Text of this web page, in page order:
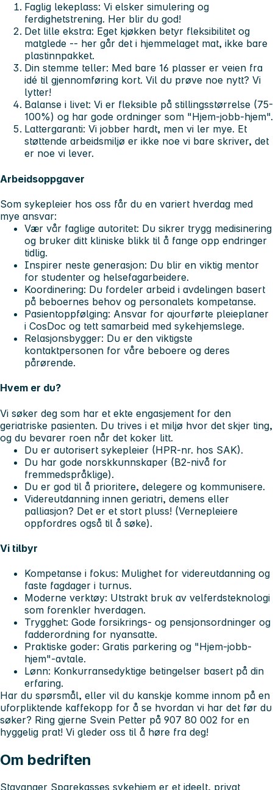
Faglig lekeplass: Vi elsker simulering og
ferdighetstrening. Her blir du god!
Det lille ekstra: Eget kjøkken betyr fleksibilitet og
matglede -- her går det i hjemmelaget mat, ikke bare
plastinnpakket.
Din stemme teller: Med bare 16 plasser er veien fra
idé til gjennomføring kort. Vil du prøve noe nytt? Vi
lytter!
Balanse i livet: Vi er fleksible på stillingsstørrelse (75-
100%) og har gode ordninger som "Hjem-jobb-hjem".
Lattergaranti: Vi jobber hardt, men vi ler mye. Et
støttende arbeidsmiljø er ikke noe vi bare skriver, det
er noe vi lever.
Arbeidsoppgaver
Som sykepleier hos oss får du en variert hverdag med
mye ansvar:
Vær vår faglige autoritet: Du sikrer trygg medisinering
og bruker ditt kliniske blikk til å fange opp endringer
tidlig.
Inspirer neste generasjon: Du blir en viktig mentor
for studenter og helsefagarbeidere.
Koordinering: Du fordeler arbeid i avdelingen basert
på beboernes behov og personalets kompetanse.
Pasientoppfølging: Ansvar for ajourførte pleieplaner
i CosDoc og tett samarbeid med sykehjemslege.
Relasjonsbygger: Du er den viktigste
kontaktpersonen for våre beboere og deres
pårørende.
Hvem er du?
Vi søker deg som har et ekte engasjement for den
geriatriske pasienten. Du trives i et miljø hvor det skjer ting,
og du bevarer roen når det koker litt.
Du er autorisert sykepleier (HPR-nr. hos SAK).
Du har gode norskkunnskaper (B2-nivå for
fremmedspråklige).
Du er god til å prioritere, delegere og kommunisere.
Videreutdanning innen geriatri, demens eller
palliasjon? Det er et stort pluss! (Vernepleiere
oppfordres også til å søke).
Vi tilbyr
Kompetanse i fokus: Mulighet for videreutdanning og
faste fagdager i turnus.
Moderne verktøy: Utstrakt bruk av velferdsteknologi
som forenkler hverdagen.
Trygghet: Gode forsikrings- og pensjonsordninger og
fadderordning for nyansatte.
Praktiske goder: Gratis parkering og "Hjem-jobb-
hjem"-avtale.
Lønn: Konkurransedyktige betingelser basert på din
erfaring.
Har du spørsmål, eller vil du kanskje komme innom på en
uforpliktende kaffekopp for å se hvordan vi har det før du
søker? Ring gjerne Svein Petter på 907 80 002 for en
hyggelig prat! Vi gleder oss til å høre fra deg!
Om bedriften
Stavanger Sparekasses sykehjem er et ideelt, privat